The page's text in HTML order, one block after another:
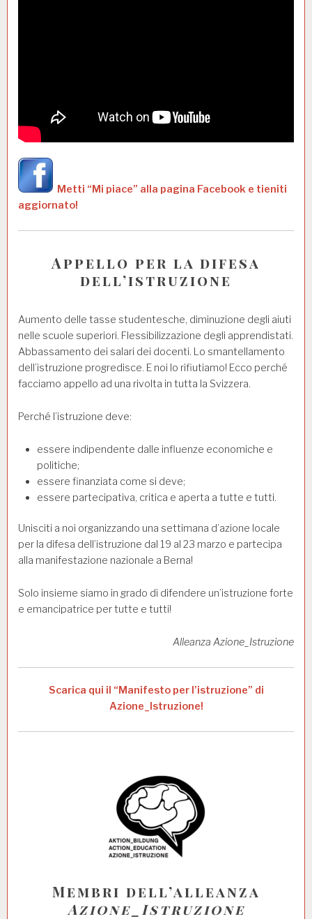
Metti “Mi piace” alla pagina Facebook e tieniti
aggiornato!
Appello per la difesa
dell’istruzione
Aumento delle tasse studentesche, diminuzione degli aiuti
nelle scuole superiori. Flessibilizzazione degli apprendistati.
Abbassamento dei salari dei docenti. Lo smantellamento
dell’istruzione progredisce. E noi lo rifiutiamo! Ecco perché
facciamo appello ad una rivolta in tutta la Svizzera.
Perché l’istruzione deve:
essere indipendente dalle influenze economiche e
politiche;
essere finanziata come si deve;
essere partecipativa, critica e aperta a tutte e tutti.
Unisciti a noi organizzando una settimana d’azione locale
per la difesa dell’istruzione dal 19 al 23 marzo e partecipa
alla manifestazione nazionale a Berna!
Solo insieme siamo in grado di difendere un’istruzione forte
e emancipatrice per tutte e tutti!
Alleanza Azione_Istruzione
Scarica qui il “Manifesto per l’istruzione” di
Azione_Istruzione!
Membri dell’alleanza
Azione_Istruzione